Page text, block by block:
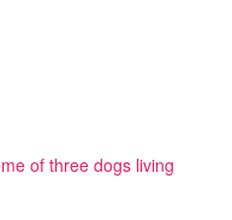
of three dogs living